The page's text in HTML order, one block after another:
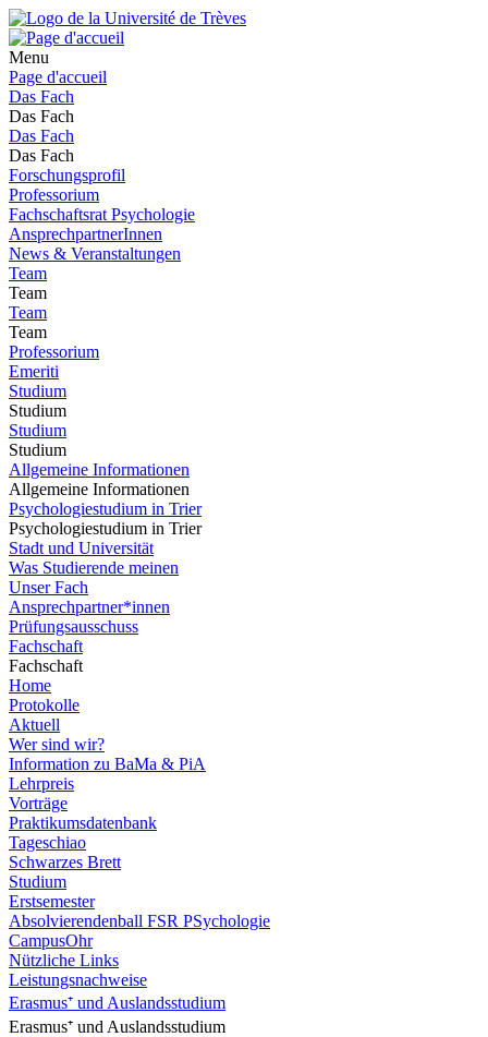
Menu
Page d'accueil
Das Fach
Das Fach
Das Fach
Das Fach
Forschungsprofil
Professorium
Fachschaftsrat Psychologie
AnsprechpartnerInnen
News & Veranstaltungen
Team
Team
Team
Team
Professorium
Emeriti
Studium
Studium
Studium
Studium
Allgemeine Informationen
Allgemeine Informationen
Psychologiestudium in Trier
Psychologiestudium in Trier
Stadt und Universität
Was Studierende meinen
Unser Fach
Ansprechpartner*innen
Prüfungsausschuss
Fachschaft
Fachschaft
Home
Protokolle
Aktuell
Wer sind wir?
Information zu BaMa & PiA
Lehrpreis
Vorträge
Praktikumsdatenbank
Tageschiao
Schwarzes Brett
Studium
Erstsemester
Absolvierendenball FSR PSychologie
CampusOhr
Nützliche Links
Leistungsnachweise
Erasmus⁺ und Auslandsstudium
Erasmus⁺ und Auslandsstudium